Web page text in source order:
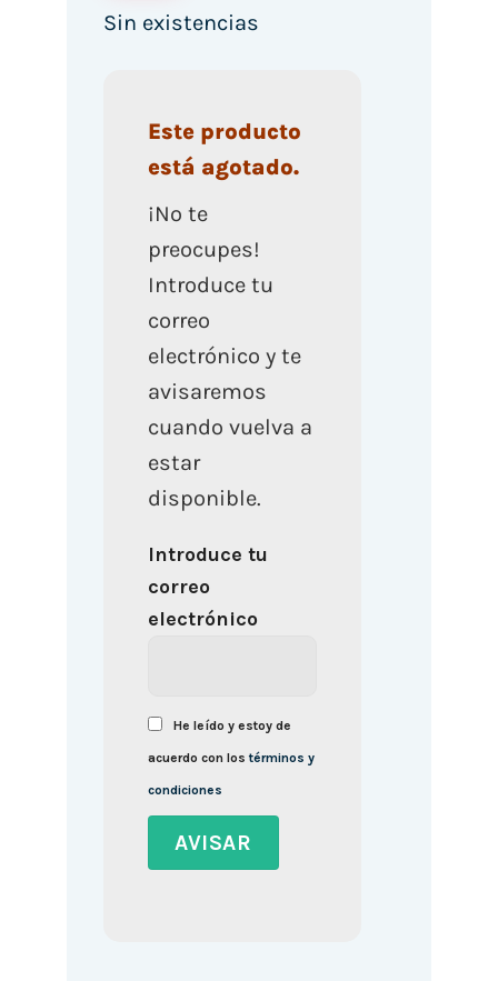
Sin existencias
Este producto
está agotado.
¡No te
preocupes!
Introduce tu
correo
electrónico y te
avisaremos
cuando vuelva a
estar
disponible.
Introduce tu
correo
electrónico
He leído y estoy de
acuerdo con lostérminos y
condiciones